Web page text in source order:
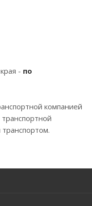
- по
компанией